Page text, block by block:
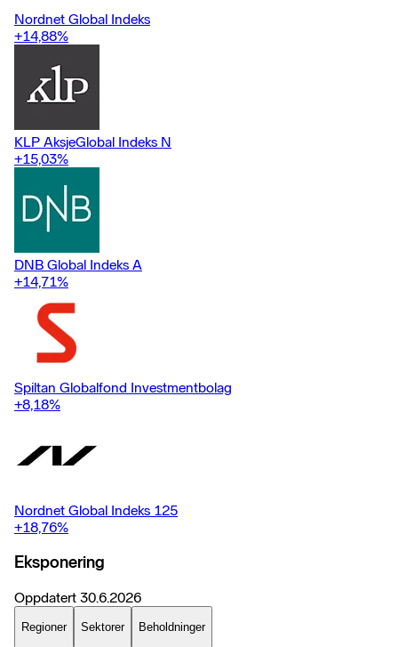
Nordnet Global Indeks
+14,88%
KLP AksjeGlobal Indeks N
+15,03%
DNB Global Indeks A
+14,71%
Spiltan Globalfond Investmentbolag
+8,18%
Nordnet Global Indeks 125
+18,76%
Eksponering
Oppdatert 30.6.2026
Regioner Sektorer Beholdninger